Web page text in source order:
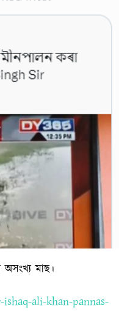
অসংখ্য মাছ।
ali-khan-pannas-